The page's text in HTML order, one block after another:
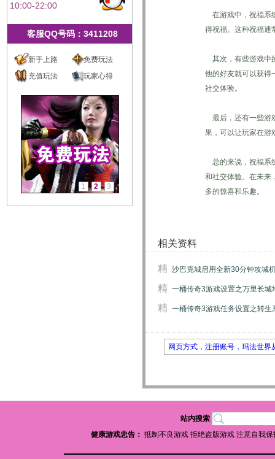
10:00-22:00
客服QQ号码：3411208
新手上路
免费玩法
充值玩法
玩家心得
1 2 3
在游戏中，祝福系
得祝福。这种祝福通
其次，有些游戏中
他的好友就可以获得
社交体验。
最后，还有一些游
果，可以让玩家在游
总的来说，祝福系
和社交体验。在未来
多的惊喜和乐趣。
相关资料
精 沙巴克城启用全新30分钟攻城
精 一桶传奇3游戏设置之万里长
精 一桶传奇3游戏任务设置之转
网页方式，注册账号，玛法世
站内搜索
健康游戏忠告： 抵制不良游戏 拒绝盗版游戏 注意自我